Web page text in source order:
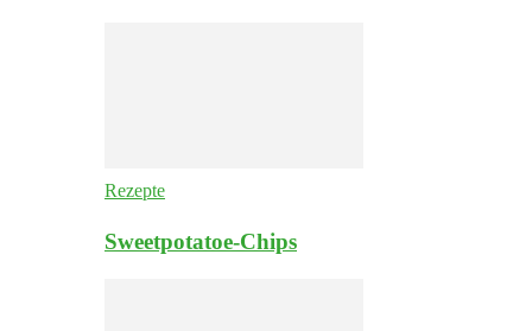
Rezepte
Sweetpotatoe-Chips